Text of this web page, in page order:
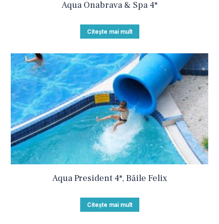
Aqua Onabrava & Spa 4*
Citește mai mult
Aqua President 4*, Băile Felix
Citește mai mult